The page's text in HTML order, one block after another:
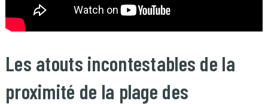
Les atouts incontestables de la
proximité de la plage des